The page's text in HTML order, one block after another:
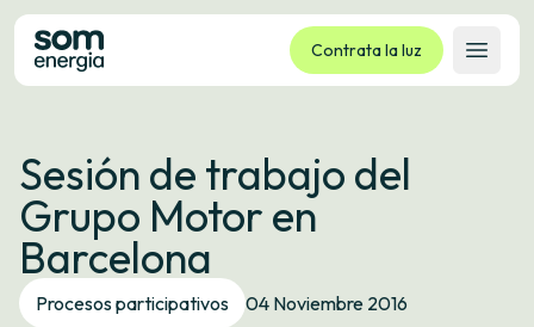
Contrata la luz
Abrir
Tarifas
Servicios
Empresas
La cooperativa
Contacto
Sesión de trabajo del
Grupo Motor en
Barcelona
Procesos participativos 04 Noviembre 2016